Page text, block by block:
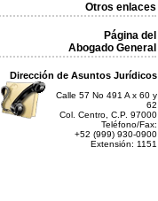
Otros enlaces
Página del
Abogado General
Dirección de Asuntos Jurídicos
Calle 57 No 491 A x 60 y
62
Col. Centro, C.P. 97000
Teléfono/Fax:
+52 (999) 930-0900
Extensión: 1151